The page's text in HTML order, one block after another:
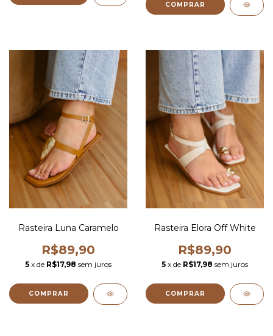
COMPRAR
Rasteira Luna Caramelo
R$89,90
5 x de R$17,98 sem juros
COMPRAR
Rasteira Elora Off White
R$89,90
5 x de R$17,98 sem juros
COMPRAR